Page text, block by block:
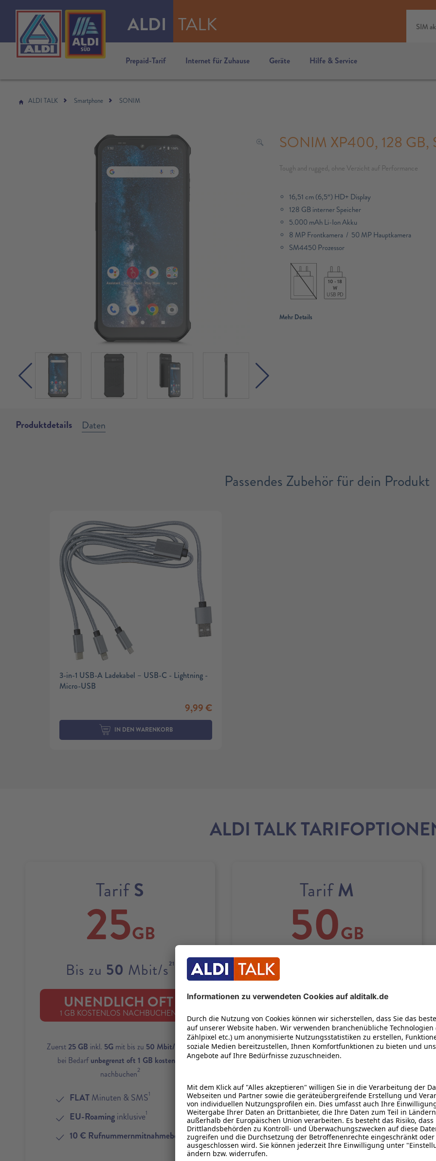
ALDI TALK SIM
Prepaid-Tarif Internet für Zuhause Geräte Hilfe & Service
ALDI TALK Smartphone SONIM
SONIM XP400, 128 GB,
Tough and rugged, ohne Verzicht auf Performance
16,51 cm (6,5“) HD+ Display
128 GB interner Speicher
5.000 mAh Li-Ion Akku
8 MP Frontkamera / 50 MP Hauptkamera
SM4450 Prozessor
10 - 18
W
USB PD
Mehr Details
Produktdetails Daten
Passendes Zubehör für dein Produkt
3-in-1 USB-A Ladekabel – USB-C - Lightning -
Micro-USB
9,99€
IN DEN WARENKORB
ALDI TALK
TarifS
25GB
Bis zu 50 Mbit/s21
UNENDLICH OFT
1 GB KOSTENLOS NACHBUCHEN
Zuerst25 GB inkl. 5G mit bis zu 50 Mbit/s
und
bei Bedarfunbegrenzt oft 1 GB kostenlos
nachbuchen2
FLATMinuten & SMS1
EU-Roaminginklusive1
10 € Rufnummernmitnahmebonus4
TarifM
50GB
Bis zu
UNENDLICH OFT
1 GB KOSTENLOS NACHBUCHEN
Zuerst50 GBinkl.5Gmit bis zu100 Mbit/s1
und bei Bedarfunbegrenzt oft 1 GB kostenlos
FLATMinuten & SMS1
EU-Roaminginklusive1
10 € Rufnummernmitnahmebonus4